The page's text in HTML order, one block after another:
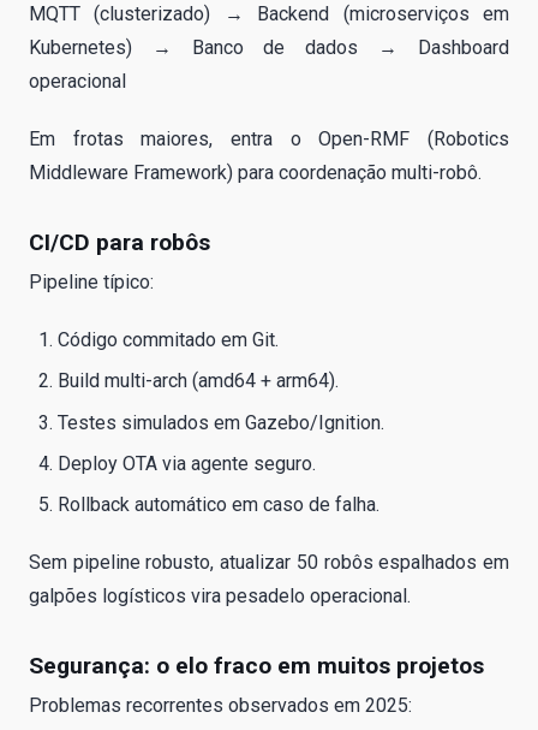
MQTT (clusterizado) → Backend (microserviços em
Kubernetes) → Banco de dados → Dashboard
operacional
Em frotas maiores, entra o Open-RMF (Robotics
Middleware Framework) para coordenação multi-robô.
CI/CD para robôs
Pipeline típico:
Código commitado em Git.
Build multi-arch (amd64 + arm64).
Testes simulados em Gazebo/Ignition.
Deploy OTA via agente seguro.
Rollback automático em caso de falha.
Sem pipeline robusto, atualizar 50 robôs espalhados em
galpões logísticos vira pesadelo operacional.
Segurança: o elo fraco em muitos projetos
Problemas recorrentes observados em 2025: